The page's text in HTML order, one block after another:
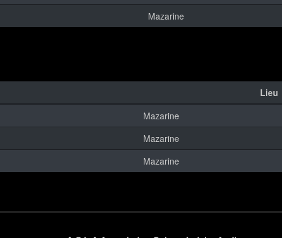
Mazarine
Lieu
Mazarine
Mazarine
Mazarine